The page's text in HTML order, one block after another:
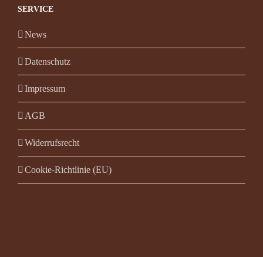
SERVICE
News
Datenschutz
Impressum
AGB
Widerrufsrecht
Cookie-Richtlinie (EU)